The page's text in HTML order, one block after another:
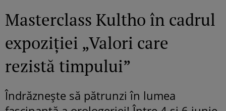
Masterclass Kultho în cadrul
expoziției „Valori care
rezistă timpului”
Îndrăznește să pătrunzi în lumea